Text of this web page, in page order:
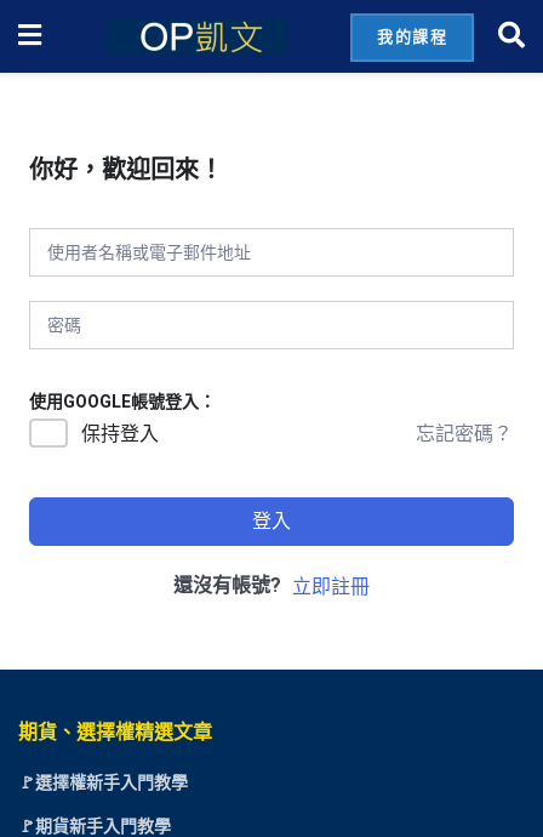
我的課程
你好，歡迎回來！
使用GOOGLE帳號登入：
保持登入 忘記密碼？
登入
還沒有帳號? 立即註冊
期貨、選擇權精選文章
🚩選擇權新手入門教學
🚩期貨新手入門教學